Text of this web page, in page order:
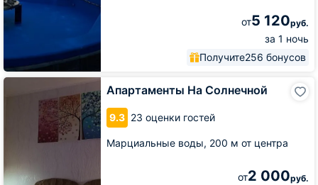
от5 120руб.
за 1 ночь
Получите256 бонусов
Апартаменты На Солнечной
9.3 23 оценки гостей
Марциальные воды, 200 м от центра
от2 000руб.
Апартаменты
Солнечной